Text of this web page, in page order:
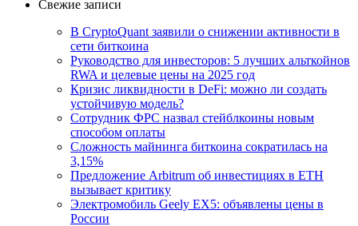
Свежие записи
В CryptoQuant заявили о снижении активности в
сети биткоина
Руководство для инвесторов: 5 лучших альткойнов
RWA и целевые цены на 2025 год
Кризис ликвидности в DeFi: можно ли создать
устойчивую модель?
Сотрудник ФРС назвал стейблкоины новым
способом оплаты
Сложность майнинга биткоина сократилась на
3,15%
Предложение Arbitrum об инвестициях в ETH
вызывает критику
Электромобиль Geely EX5: объявлены цены в
России